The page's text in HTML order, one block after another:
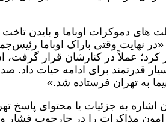
نهایت وقتی باراک اوباما
کرد؛ عملاً در کنارشان قرار گرفت،
به تهران فرستاده شد.»
به جزئیات یا محتوای پاسخ
مذاکرات را در چارچوب فشار و